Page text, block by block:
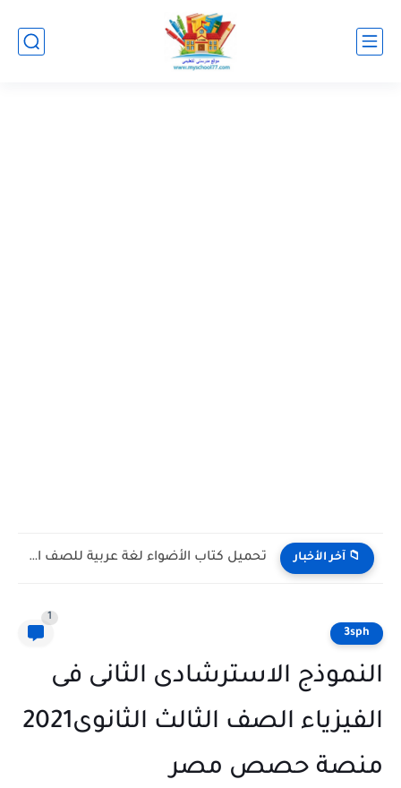
📁 آخر الأخبار تحميل كتاب الأضواء لغة عربية للصف الأول الثانوي الترم الأول...
3sph
1
النموذج الاسترشادى الثانى فى
الفيزياء الصف الثالث الثانوى2021
منصة حصص مصر